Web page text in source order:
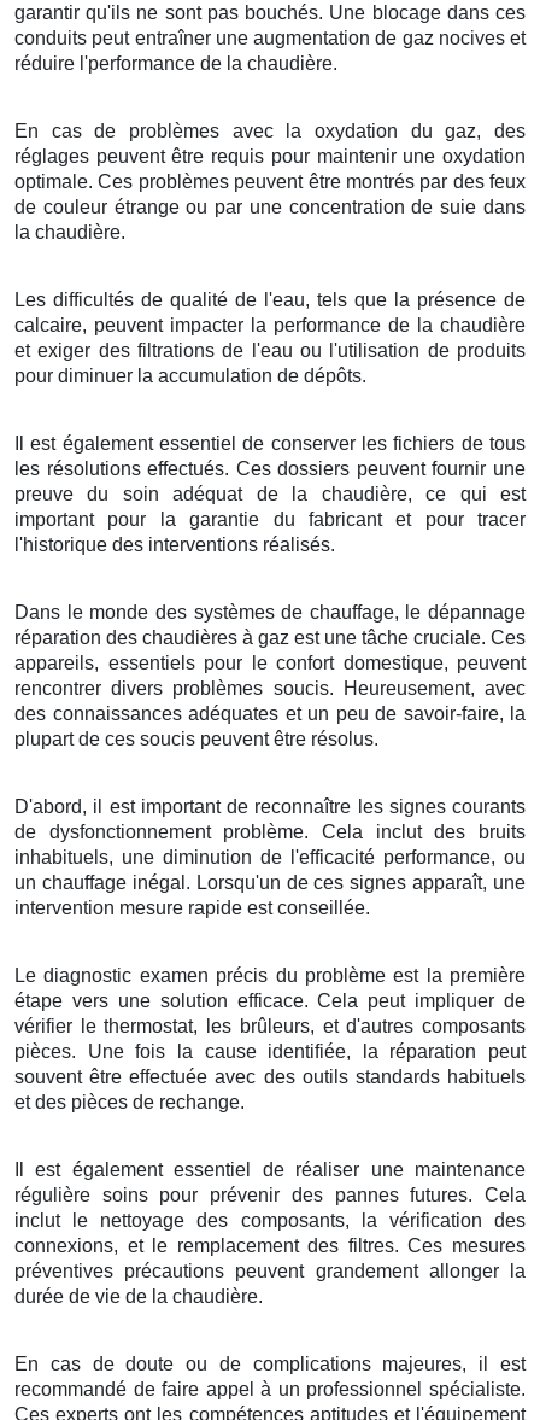
garantir qu'ils ne sont pas bouchés. Une blocage dans ces
conduits peut entraîner une augmentation de gaz nocives et
réduire l'performance de la chaudière.
En cas de problèmes avec la oxydation du gaz, des
réglages peuvent être requis pour maintenir une oxydation
optimale. Ces problèmes peuvent être montrés par des feux
de couleur étrange ou par une concentration de suie dans
la chaudière.
Les difficultés de qualité de l'eau, tels que la présence de
calcaire, peuvent impacter la performance de la chaudière
et exiger des filtrations de l'eau ou l'utilisation de produits
pour diminuer la accumulation de dépôts.
Il est également essentiel de conserver les fichiers de tous
les résolutions effectués. Ces dossiers peuvent fournir une
preuve du soin adéquat de la chaudière, ce qui est
important pour la garantie du fabricant et pour tracer
l'historique des interventions réalisés.
Dans le monde des systèmes de chauffage, le dépannage
réparation des chaudières à gaz est une tâche cruciale. Ces
appareils, essentiels pour le confort domestique, peuvent
rencontrer divers problèmes soucis. Heureusement, avec
des connaissances adéquates et un peu de savoir-faire, la
plupart de ces soucis peuvent être résolus.
D'abord, il est important de reconnaître les signes courants
de dysfonctionnement problème. Cela inclut des bruits
inhabituels, une diminution de l'efficacité performance, ou
un chauffage inégal. Lorsqu'un de ces signes apparaît, une
intervention mesure rapide est conseillée.
Le diagnostic examen précis du problème est la première
étape vers une solution efficace. Cela peut impliquer de
vérifier le thermostat, les brûleurs, et d'autres composants
pièces. Une fois la cause identifiée, la réparation peut
souvent être effectuée avec des outils standards habituels
et des pièces de rechange.
Il est également essentiel de réaliser une maintenance
régulière soins pour prévenir des pannes futures. Cela
inclut le nettoyage des composants, la vérification des
connexions, et le remplacement des filtres. Ces mesures
préventives précautions peuvent grandement allonger la
durée de vie de la chaudière.
En cas de doute ou de complications majeures, il est
recommandé de faire appel à un professionnel spécialiste.
Ces experts ont les compétences aptitudes et l'équipement